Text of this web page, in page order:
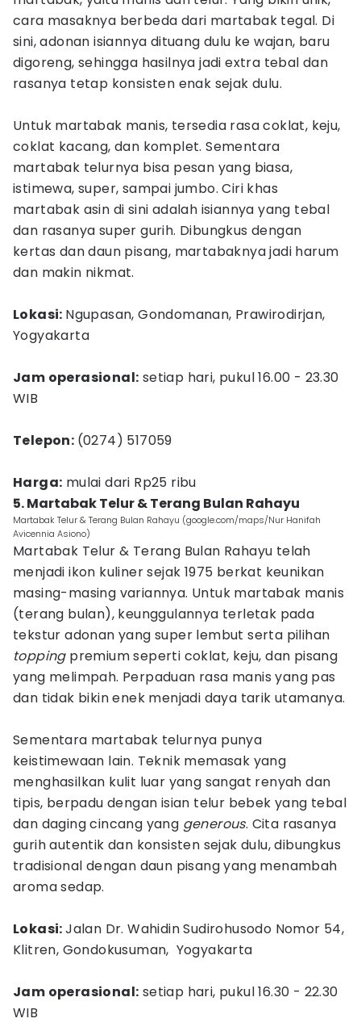
cara masaknya berbeda dari martabak tegal. Di
sini, adonan isiannya dituang dulu ke wajan, baru
digoreng, sehingga hasilnya jadi extra tebal dan
rasanya tetap konsisten enak sejak dulu.
Untuk martabak manis, tersedia rasa coklat, keju,
coklat kacang, dan komplet. Sementara
martabak telurnya bisa pesan yang biasa,
istimewa, super, sampai jumbo. Ciri khas
martabak asin di sini adalah isiannya yang tebal
dan rasanya super gurih. Dibungkus dengan
kertas dan daun pisang, martabaknya jadi harum
dan makin nikmat.
Lokasi: Ngupasan, Gondomanan, Prawirodirjan,
Yogyakarta
Jam operasional: setiap hari, pukul 16.00 - 23.30
WIB
Telepon: (0274) 517059
Harga: mulai dari Rp25 ribu
5. Martabak Telur & Terang Bulan Rahayu
Martabak Telur & Terang Bulan Rahayu (google.com/maps/Nur Hanifah
Avicennia Asiono)
Martabak Telur & Terang Bulan Rahayu telah
menjadi ikon kuliner sejak 1975 berkat keunikan
masing-masing variannya. Untuk martabak manis
(terang bulan), keunggulannya terletak pada
tekstur adonan yang super lembut serta pilihan
toppingpremium seperti coklat, keju, dan pisang
yang melimpah. Perpaduan rasa manis yang pas
dan tidak bikin enek menjadi daya tarik utamanya.
Sementara martabak telurnya punya
keistimewaan lain. Teknik memasak yang
menghasilkan kulit luar yang sangat renyah dan
tipis, berpadu dengan isian telur bebek yang tebal
dan daging cincang yang generous. Cita rasanya
gurih autentik dan konsisten sejak dulu, dibungkus
tradisional dengan daun pisang yang menambah
aroma sedap.
Lokasi:Jalan Dr. Wahidin Sudirohusodo Nomor 54,
Klitren, Gondokusuman, Yogyakarta
Jam operasional: setiap hari, pukul 16.30 - 22.30
WIB